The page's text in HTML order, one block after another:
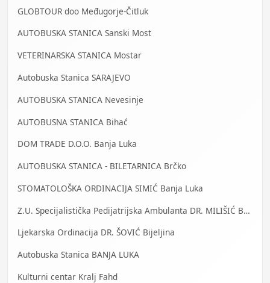
GLOBTOUR doo Međugorje-Čitluk
AUTOBUSKA STANICA Sanski Most
VETERINARSKA STANICA Mostar
Autobuska Stanica SARAJEVO
AUTOBUSKA STANICA Nevesinje
AUTOBUSNA STANICA Bihać
DOM TRADE D.O.O. Banja Luka
AUTOBUSKA STANICA - BILETARNICA Brčko
STOMATOLOŠKA ORDINACIJA SIMIĆ Banja Luka
Z.U. Specijalistička Pedijatrijska Ambulanta DR. MILIŠIĆ Banja Luka
Ljekarska Ordinacija DR. ŠOVIĆ Bijeljina
Autobuska Stanica BANJA LUKA
Kulturni centar Kralj Fahd